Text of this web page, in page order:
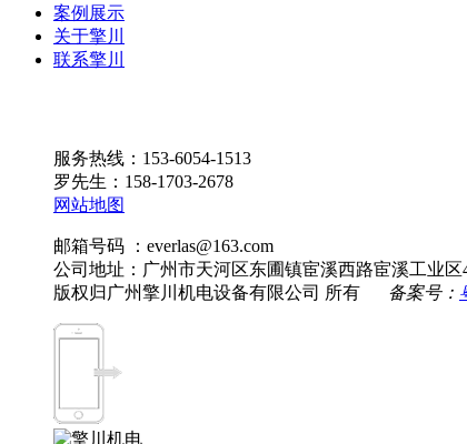
案例展示
关于擎川
联系擎川
服务热线：153-6054-1513
罗先生：158-1703-2678
网站地图
邮箱号码 ：everlas@163.com
公司地址：广州市天河区东圃镇宦溪西路宦溪工业区
版权归广州擎川机电设备有限公司 所有
备案号：